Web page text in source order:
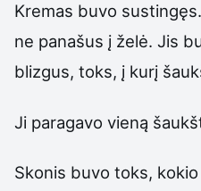
Kremas buvo
ne panašus į želė. Jis
blizgus, toks, į kurį
Ji paragavo vieną
Skonis buvo toks,